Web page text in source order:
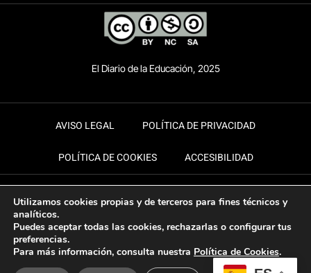
El Diario de la Educación, 2025
AVISO LEGAL POLÍTICA DE PRIVACIDAD
POLÍTICA DE COOKIES ACCESIBILIDAD
Utilizamos cookies propias y de terceros para fines técnicos y
analíticos.
Puedes aceptar todas las cookies, rechazarlas o configurar tus
preferencias.
Para más información, consulta nuestra Política de Cookies.